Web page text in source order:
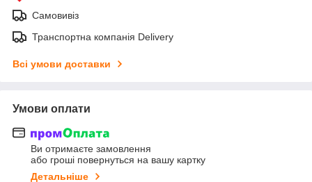
Самовивіз
Транспортна компанія Delivery
Всі умови доставки
Умови оплати
Ви отримаєте замовлення
або гроші повернуться на вашу картку
Детальніше